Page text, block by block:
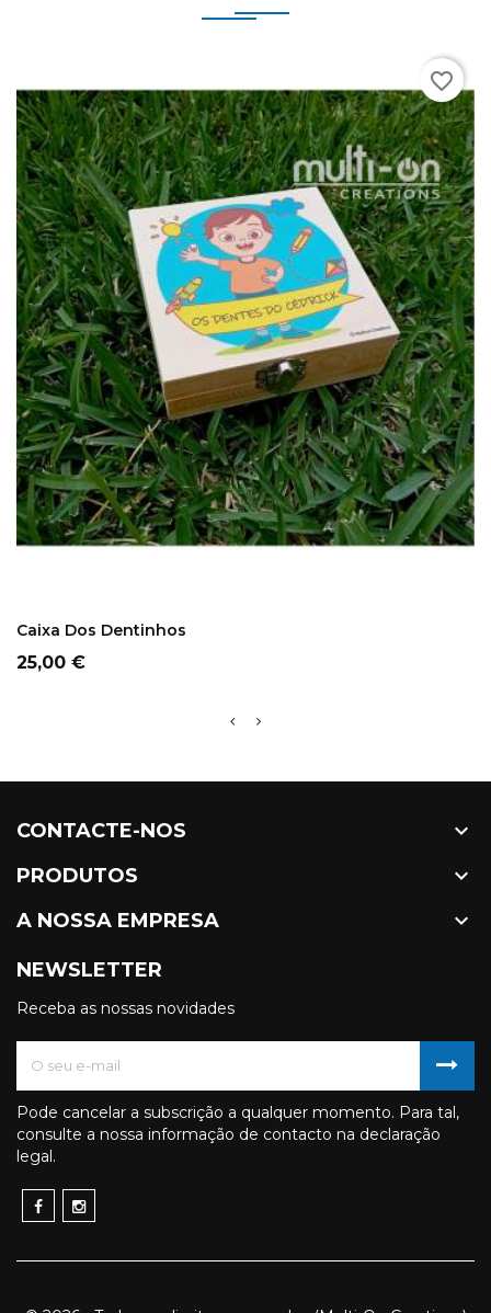
Caixa Dos Dentinhos
Preço
25,00 €
favorite_border
CONTACTE-NOS 
PRODUTOS 
A NOSSA EMPRESA 
NEWSLETTER
Receba as nossas novidades
Pode cancelar a subscrição a qualquer momento. Para tal,
consulte a nossa informação de contacto na declaração
legal.